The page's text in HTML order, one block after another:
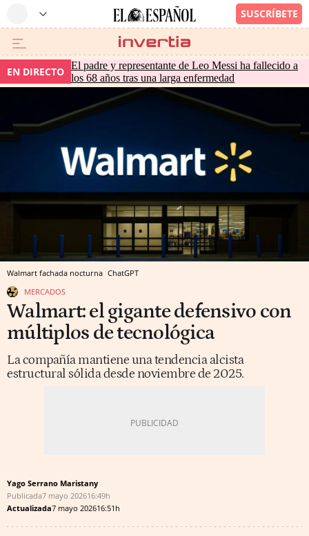
EN DIRECTO El padre y representante de Leo Messi ha fallecido a
los 68 años tras una larga enfermedad
Walmart fachada nocturna ChatGPT
MERCADOS
Walmart: el gigante defensivo con
múltiplos de tecnológica
La compañía mantiene una tendencia alcista
estructural sólida desde noviembre de 2025.
Yago Serrano Maristany
Publicada7 mayo 202616:49h
Actualizada7 mayo 202616:51h